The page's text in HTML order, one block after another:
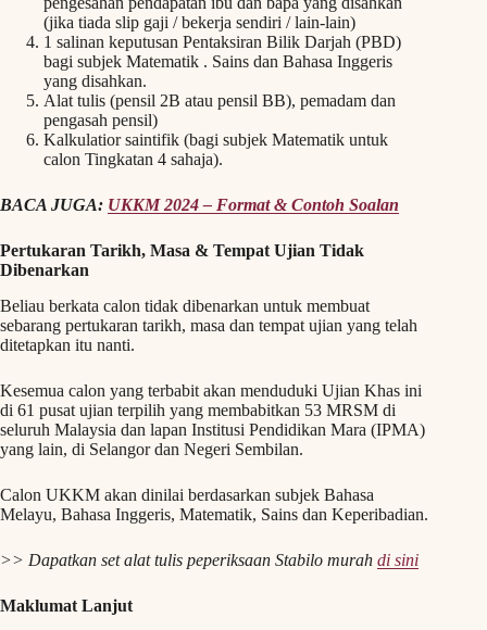
(jika tiada slip gaji / bekerja sendiri / lain-lain)
1 salinan keputusan Pentaksiran Bilik Darjah (PBD)
bagi subjek Matematik . Sains dan Bahasa Inggeris
yang disahkan.
Alat tulis (pensil 2B atau pensil BB), pemadam dan
pengasah pensil)
Kalkulatior saintifik (bagi subjek Matematik untuk
calon Tingkatan 4 sahaja).
BACA JUGA: UKKM 2024 – Format & Contoh Soalan
Pertukaran Tarikh, Masa & Tempat Ujian Tidak
Dibenarkan
Beliau berkata calon tidak dibenarkan untuk membuat
sebarang pertukaran tarikh, masa dan tempat ujian yang telah
ditetapkan itu nanti.
Kesemua calon yang terbabit akan menduduki Ujian Khas ini
di 61 pusat ujian terpilih yang membabitkan 53 MRSM di
seluruh Malaysia dan lapan Institusi Pendidikan Mara (IPMA)
yang lain, di Selangor dan Negeri Sembilan.
Calon UKKM akan dinilai berdasarkan subjek Bahasa
Melayu, Bahasa Inggeris, Matematik, Sains dan Keperibadian.
>> Dapatkan set alat tulis peperiksaan Stabilo murah di sini
Maklumat Lanjut